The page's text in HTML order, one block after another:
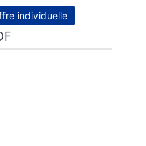
individuelle